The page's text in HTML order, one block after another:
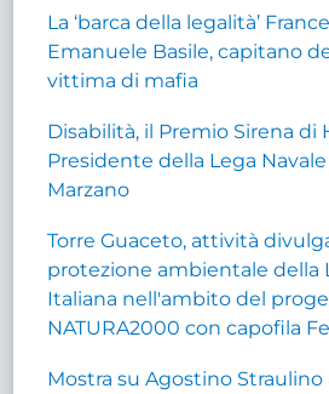
La ‘barca della legalità’
Emanuele Basile, capitano
vittima di mafia
Disabilità, il Premio Sirena di
Presidente della Lega
Marzano
Torre Guaceto, attività
protezione ambientale della
Italiana nell'ambito del
NATURA2000 con capofila
Mostra su Agostino Straulino